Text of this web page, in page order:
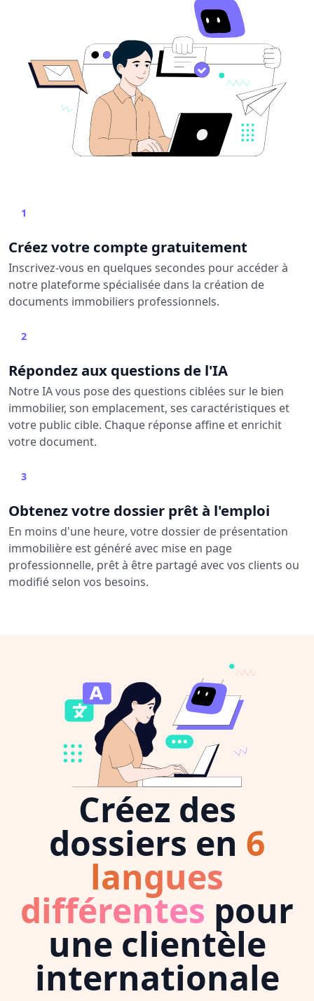
1
Créez votre compte gratuitement
Inscrivez-vous en quelques secondes pour accéder à
notre plateforme spécialisée dans la création de
documents immobiliers professionnels.
2
Répondez aux questions de l'IA
Notre IA vous pose des questions ciblées sur le bien
immobilier, son emplacement, ses caractéristiques et
votre public cible. Chaque réponse affine et enrichit
votre document.
3
Obtenez votre dossier prêt à l'emploi
En moins d'une heure, votre dossier de présentation
immobilière est généré avec mise en page
professionnelle, prêt à être partagé avec vos clients ou
modifié selon vos besoins.
Créez des
dossiers en 6
langues
différentes pour
une clientèle
internationale